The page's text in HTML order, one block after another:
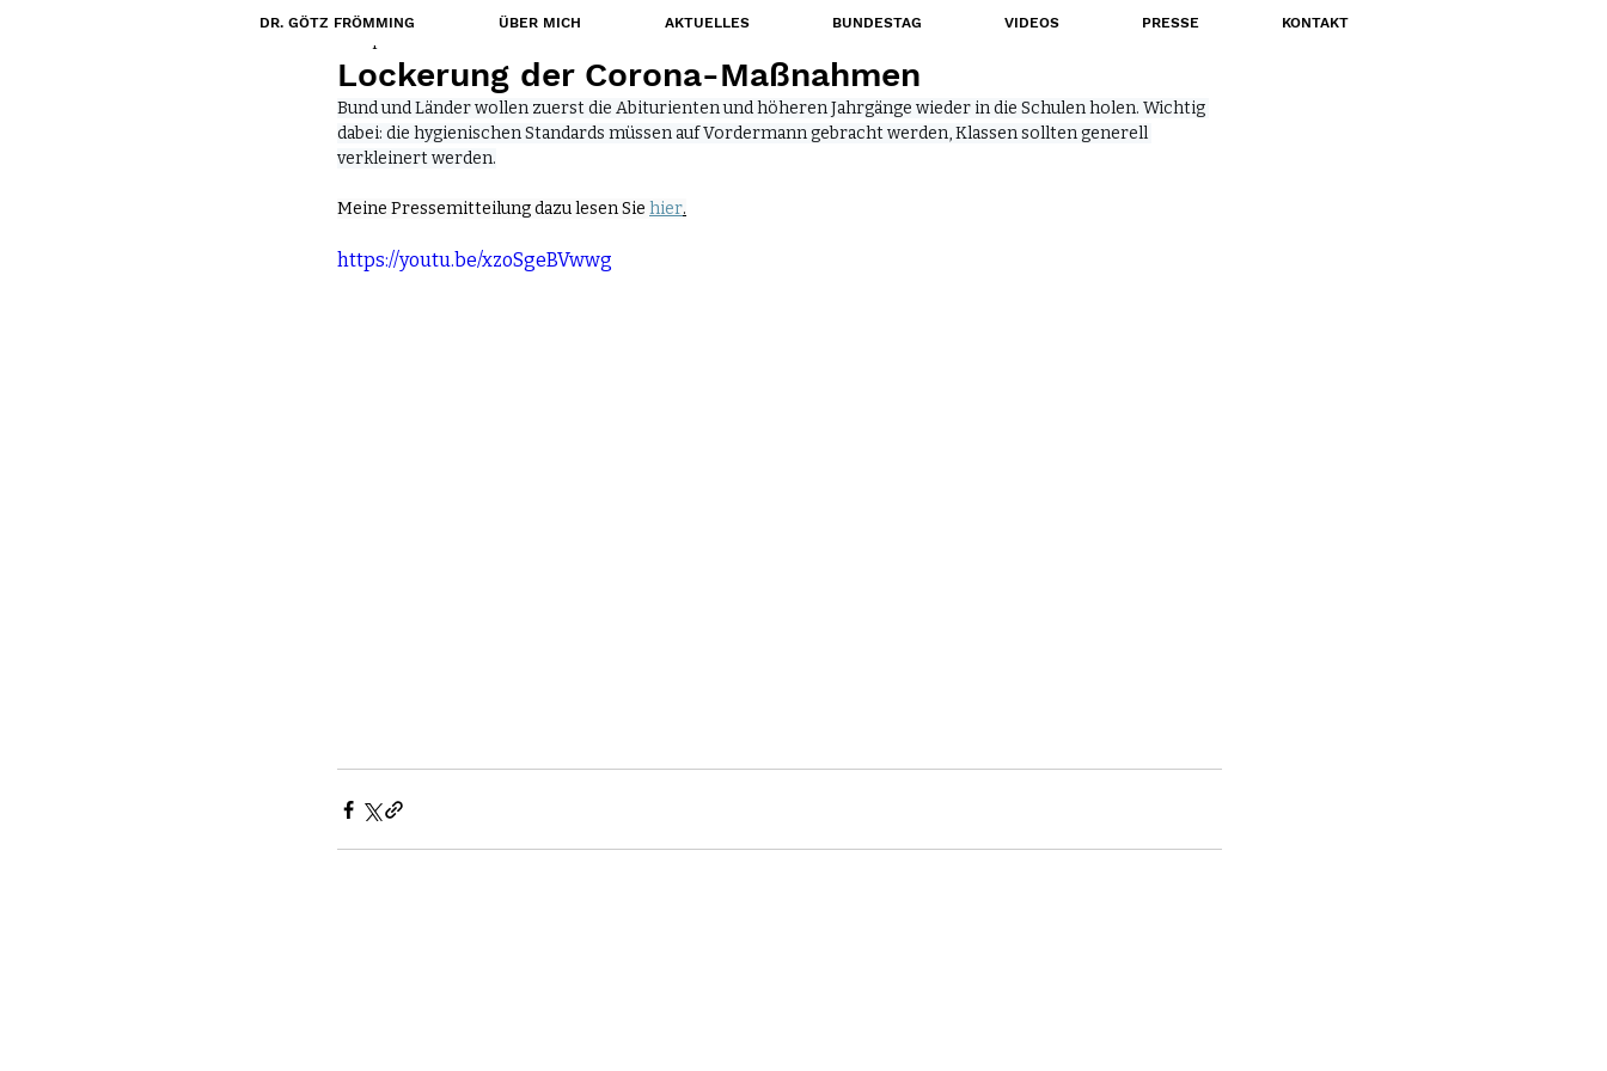
Lockerung der Corona-Maßnahmen
Bund und Länder wollen zuerst die Abiturienten und höheren Jahrgänge wieder in die Schulen holen. Wichtig
dabei: die hygienischen Standards müssen auf Vordermann gebracht werden, Klassen sollten generell
verkleinert werden.
Meine Pressemitteilung dazu lesen Sie hier.
https://youtu.be/xzoSgeBVwwg
DR. GÖTZ FRÖMMING ÜBER MICH AKTUELLES BUNDESTAG VIDEOS PRESSE KONTAKT